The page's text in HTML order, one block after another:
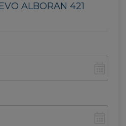
ALBORAN 421